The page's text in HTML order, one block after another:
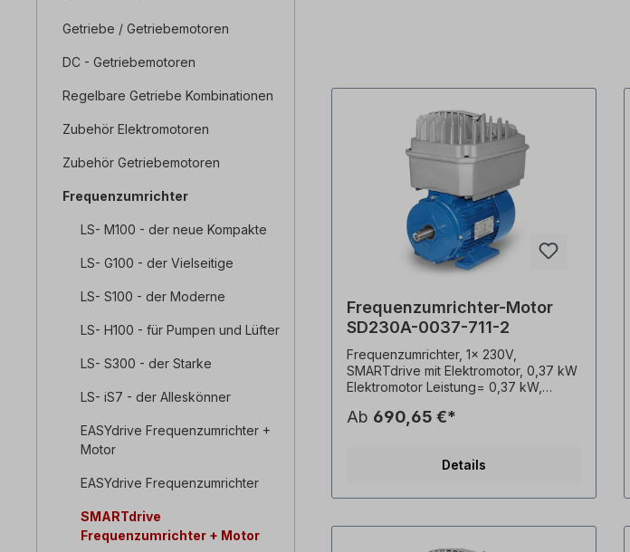
Getriebe / Getriebemotoren
DC - Getriebemotoren
Regelbare Getriebe Kombinationen
Zubehör Elektromotoren
Zubehör Getriebemotoren
Frequenzumrichter
LS- M100 - der neue Kompakte
LS- G100 - der Vielseitige
LS- S100 - der Moderne
LS- H100 - für Pumpen und Lüfter
LS- S300 - der Starke
LS- iS7 - der Alleskönner
EASYdrive Frequenzumrichter +
Motor
EASYdrive Frequenzumrichter
SMARTdrive
Frequenzumrichter + Motor
Frequenzumrichter-Motor
SD230A-0037-711-2
Frequenzumrichter, 1x 230V,
SMARTdrive mit Elektromotor, 0,37 kW
Elektromotor Leistung= 0,37 kW,
mm, Gesamtgewicht= 8,5
5% gemäß VDE 0530),Frequenz=
(Enzianblau), Schutzart=
Ab 690,65 €*
Details